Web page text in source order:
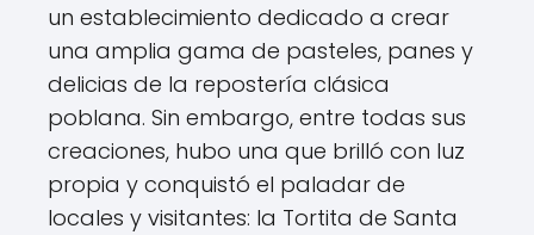
un establecimiento dedicado a crear
una amplia gama de pasteles, panes y
delicias de la repostería clásica
poblana. Sin embargo, entre todas sus
creaciones, hubo una que brilló con luz
propia y conquistó el paladar de
locales y visitantes: la Tortita de Santa